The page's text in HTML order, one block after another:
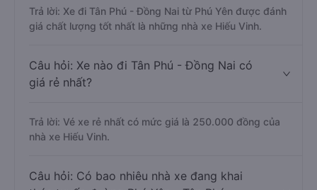
Trả lời: Xe đi Tân Phú - Đồng Nai từ Phú Yên được đánh
giá chất lượng tốt nhất là những nhà xe Hiếu Vinh.
Câu hỏi: Xe nào đi Tân Phú - Đồng Nai có
giá rẻ nhất?
Trả lời: Vé xe rẻ nhất có mức giá là 250.000 đồng của
nhà xe Hiếu Vinh.
Câu hỏi: Có bao nhiêu nhà xe đang khai